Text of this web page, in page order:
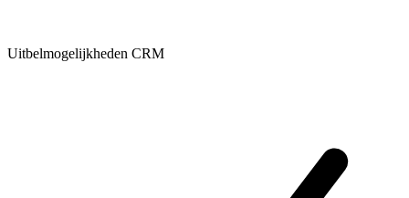
Uitbelmogelijkheden CRM